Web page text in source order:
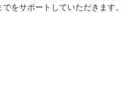
をサポートしていただきます。